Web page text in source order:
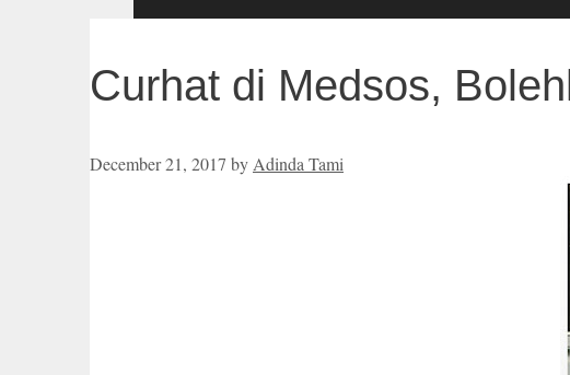
Curhat di Medsos,
December 21, 2017 byAdinda Tami